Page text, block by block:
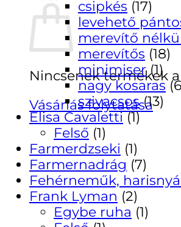
Nincsenek termékek
Vásárlás folytatása
csipkés (17)
levehető
merevítő
merevítős (18)
minimiser (1)
nagy kosaras
szivacsos (13)
Elisa Cavaletti (1)
Felső (1)
Farmerdzseki (1)
Farmernadrág (7)
Fehérneműk,
Frank Lyman (2)
Egybe ruha (1)